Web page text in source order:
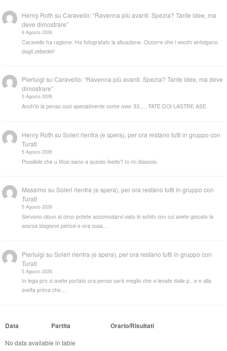
Henry Roth suCaravello: “Ravenna più avanti. Spezia? Tante idee, ma
deve dimostrare”
6 Agosto 2026
Caravello ha ragione. Ha fotografato la situazione. Occorre che i vecchi sintolgano
dagli zebedei!
Pierluigi suCaravello: “Ravenna più avanti. Spezia? Tante idee, ma deve
dimostrare”
5 Agosto 2026
Anch'io la penso così specialmente come over 33..... FATE DOI LASTRE ASE
Henry Roth suSoleri rientra (e spera), per ora restano tutti in gruppo con
Turati
5 Agosto 2026
Possibile che u tifosi siano a questo livello? Io mi dissocio.
Massimo suSoleri rientra (e spera), per ora restano tutti in gruppo con
Turati
5 Agosto 2026
Servono cloun al circo potete accomodarvi visto lo schifo con cui avete giocato la
scorsa stagione pietosi e ora cosa…
Pierluigi suSoleri rientra (e spera), per ora restano tutti in gruppo con
Turati
5 Agosto 2026
In lega pro ci avete portato ora penso sarà meglio che vi levate dalle p...e e alla
svelta prima che…
Data Partita Orario/Risultati
No data available in table